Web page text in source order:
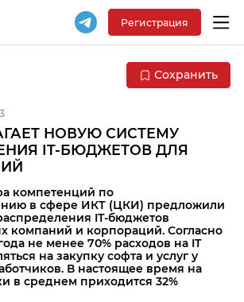
Регистрация
Сохранить
НОВУЮ СИСТЕМУ
IT-БЮДЖЕТОВ ДЛЯ
компетенций по
в сфере ИКТ (ЦКИ) предложили
IT-бюджетов
компаний и корпораций. Согласно
не менее 70% расходов на IT
на закупку софта и услуг у
В настоящее время на
в среднем приходится 32%